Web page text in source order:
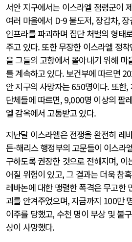
서안 지구에서는 이스라엘 점령군이
여러 마을에서 D-9 불도저, 장갑차,
인프라를 파괴하며 집단 처벌의 형태
주고 있다. 또한 무장한 이스라엘 정
을 그들의 고향에서 몰아내기 위해 마
를 계속하고 있다. 보건부에 따르면
안 지구의 사망자는 650명이다. 또한,
단체들에 따르면, 9,000명 이상의 팔
엘 감옥에서 고통받고 있다.
지난달 이스라엘은 전쟁을 완전히 레
든-해리스 행정부의 고문들이 이스라
구하도록 권장한 것으로 전해지며, 이
어질 위험이 있고, 그 결과는 더욱 참
레바논에 대한 맹렬한 폭격은 무고한
괴를 안겨주었으며, 지금까지 100만
이주를 당했고, 수천 명이 부상 및 불
상이 사망했다.